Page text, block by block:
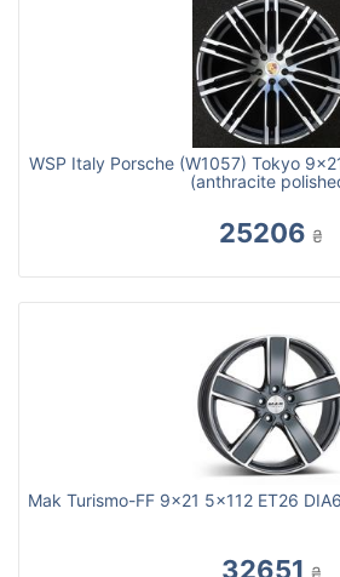
WSP Italy Porsche (W1057) Tokyo
(anthracite
25206 ₴
Mak Turismo-FF 9x21 5x112 ET26
32651 ₴